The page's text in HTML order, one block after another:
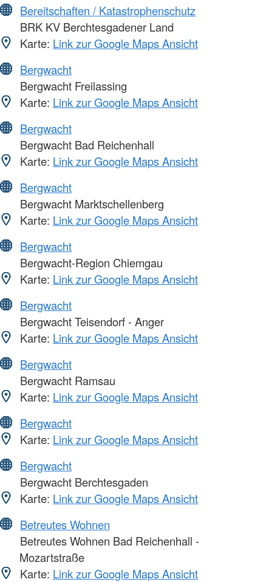
Bereitschaften / Katastrophenschutz
BRK KV Berchtesgadener Land
Karte: Link zur Google Maps Ansicht
Bergwacht
Bergwacht Freilassing
Karte: Link zur Google Maps Ansicht
Bergwacht
Bergwacht Bad Reichenhall
Karte: Link zur Google Maps Ansicht
Bergwacht
Bergwacht Marktschellenberg
Karte: Link zur Google Maps Ansicht
Bergwacht
Bergwacht-Region Chiemgau
Karte: Link zur Google Maps Ansicht
Bergwacht
Bergwacht Teisendorf - Anger
Karte: Link zur Google Maps Ansicht
Bergwacht
Bergwacht Ramsau
Karte: Link zur Google Maps Ansicht
Bergwacht
Karte: Link zur Google Maps Ansicht
Bergwacht
Bergwacht Berchtesgaden
Karte: Link zur Google Maps Ansicht
Betreutes Wohnen
Betreutes Wohnen Bad Reichenhall -
Mozartstraße
Karte: Link zur Google Maps Ansicht